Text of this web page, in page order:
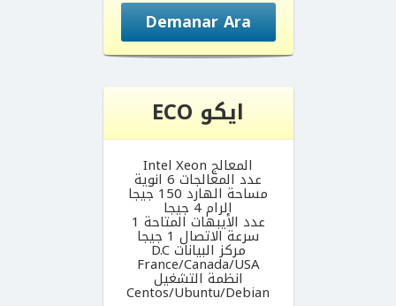
Demanar Ara
ايكو ECO
المعالج Intel Xeon
عدد المعالجات 6 انوية
مساحة الهارد 150 جيجا
الرام 4 جيجا
عدد الأيبهات المتاحة 1
سرعة الاتصال 1 جيجا
مركز البيانات D.C
France/Canada/USA
انظمة التشغيل
Centos/Ubuntu/Debian